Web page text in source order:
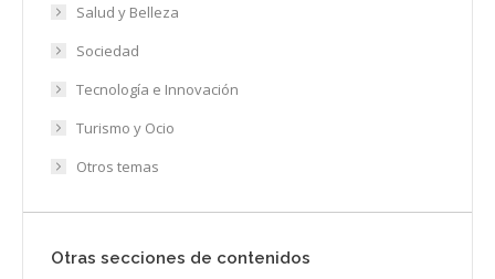
Salud y Belleza
Sociedad
Tecnología e Innovación
Turismo y Ocio
Otros temas
Otras secciones de contenidos